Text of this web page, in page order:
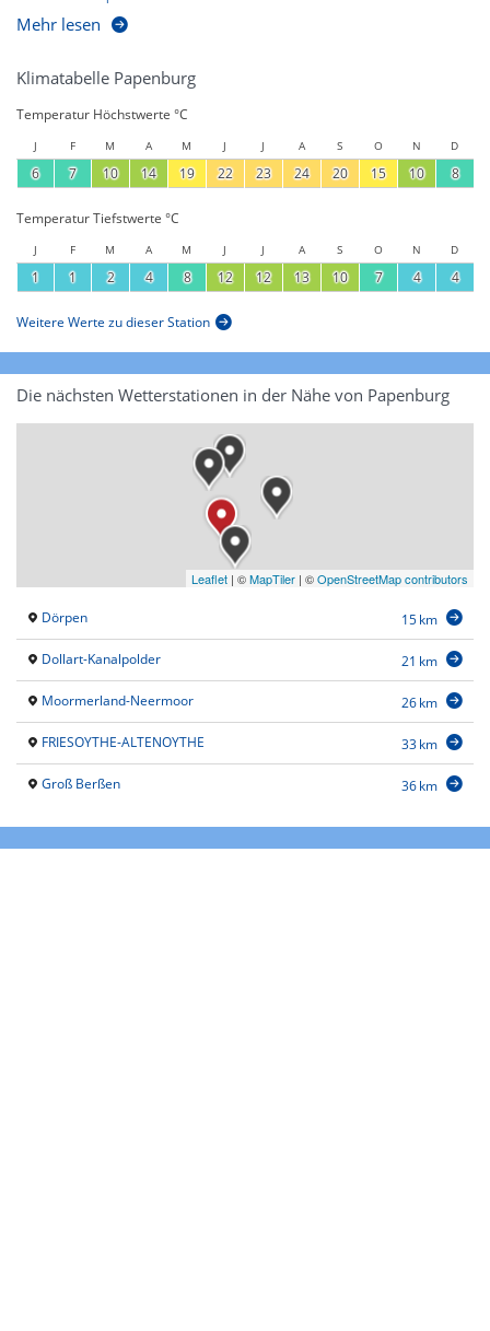
Mehr lesen
Klimatabelle Papenburg
Temperatur Höchstwerte °C
J F M A M J J A S O N D
6 7 10 14 19 22 23 24 20 15 10 8
Temperatur Tiefstwerte °C
J F M A M J J A S O N D
1 1 2 4 8 12 12 13 10 7 4 4
Weitere Werte zu dieser Station
Die nächsten Wetterstationen in der Nähe von Papenburg
Leaflet | ©MapTiler | ©OpenStreetMap contributors
Dörpen 15 km
Dollart-Kanalpolder 21 km
Moormerland-Neermoor 26 km
FRIESOYTHE-ALTENOYTHE 33 km
Groß Berßen 36 km